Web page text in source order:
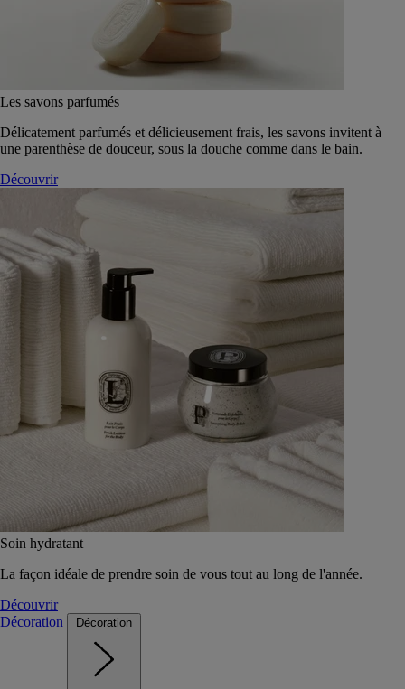
Les savons parfumés
Délicatement parfumés et délicieusement frais, les savons invitent à
une parenthèse de douceur, sous la douche comme dans le bain.
Découvrir
Soin hydratant
La façon idéale de prendre soin de vous tout au long de l'année.
Découvrir
Décoration
Décoration